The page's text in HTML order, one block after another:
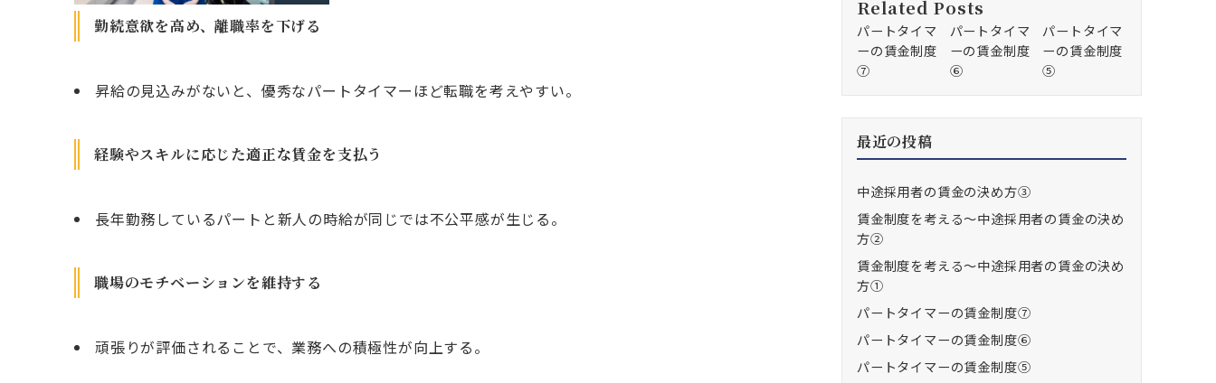
勤続意欲を高め、離職率を下げる
昇給の見込みがないと、優秀なパートタイマーほど転職を考えやすい。
経験やスキルに応じた適正な賃金を支払う
長年勤務しているパートと新人の時給が同じでは不公平感が生じる。
職場のモチベーションを維持する
頑張りが評価されることで、業務への積極性が向上する。
Related Posts
パートタイマ
ーの賃金制度
⑦
パートタイマ
ーの賃金制度
⑥
パートタイマ
ーの賃金制度
⑤
最近の投稿
中途採用者の賃金の決め方③
賃金制度を考える～中途採用者の賃金の決め
方②
賃金制度を考える～中途採用者の賃金の決め
方①
パートタイマーの賃金制度⑦
パートタイマーの賃金制度⑥
パートタイマーの賃金制度⑤